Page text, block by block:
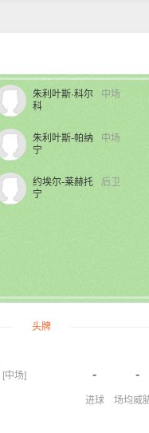
中场
朱利叶斯·科尔
科
中场
朱利叶斯-帕纳
宁
后卫
约埃尔-莱赫托
宁
头牌
[中场] -
进球
-
场均威